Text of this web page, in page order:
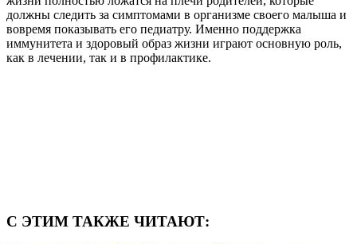
должны следить за симптомами в организме своего малыша и
вовремя показывать его педиатру. Именно поддержка
иммунитета и здоровый образ жизни играют основную роль,
как в лечении, так и в профилактике.
С ЭТИМ ТАКЖЕ ЧИТАЮТ: